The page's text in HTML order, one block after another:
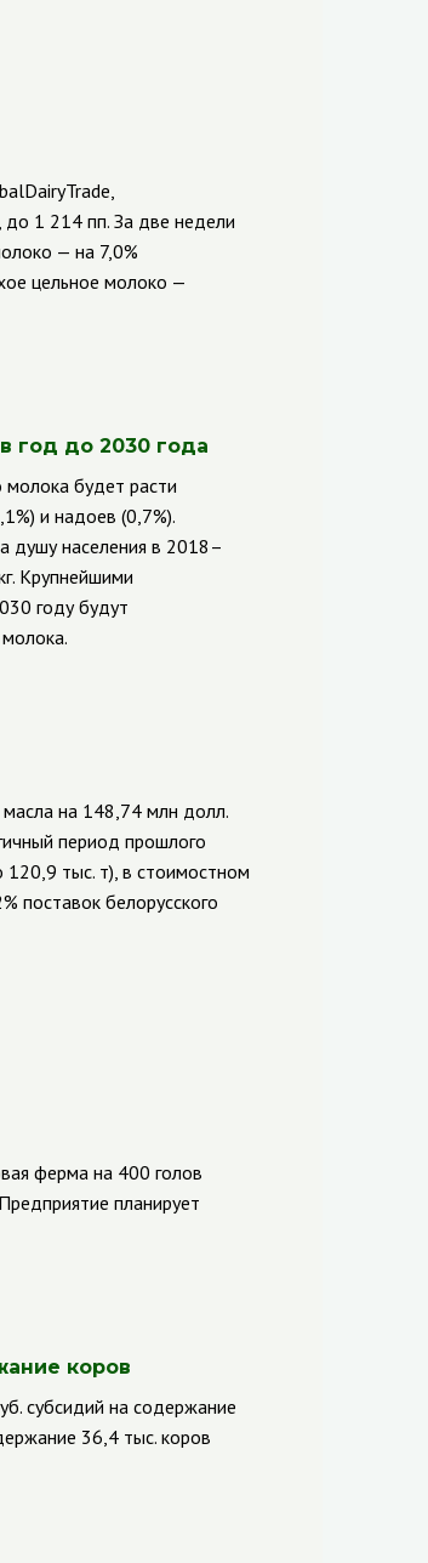
до 1 214 пп. За две недели
— на 7,0%
цельное молоко —
год до 2030 года
будет расти
и надоев (0,7%).
душу населения в 2018–
Крупнейшими
году будут
на 148,74 млн долл.
период прошлого
120,9 тыс. т), в стоимостном
поставок белорусского
ферма на 400 голов
планирует
коров
субсидий на содержание
36,4 тыс. коров